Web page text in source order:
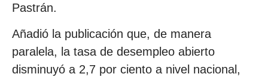
Pastrán.
Añadió la publicación que, de manera
paralela, la tasa de desempleo abierto
disminuyó a 2,7 por ciento a nivel nacional,